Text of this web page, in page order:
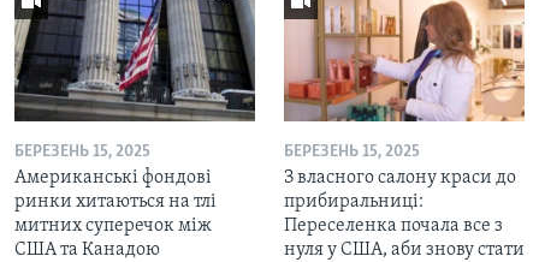
БЕРЕЗЕНЬ 15, 2025
Американські фондові
ринки хитаються на тлі
митних суперечок між
США та Канадою
БЕРЕЗЕНЬ 15, 2025
З власного салону краси до
прибиральниці:
Переселенка почала все з
нуля у США, аби знову стати